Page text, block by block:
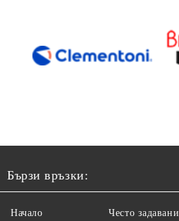
Бързи връзки:
Начало
Често задавани